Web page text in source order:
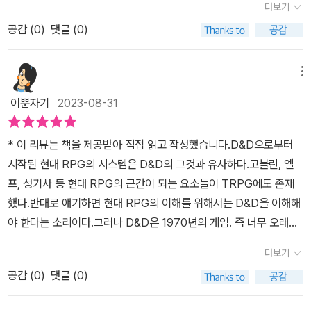
합니다.# 평가장점알찬 내용: 다양한 주제를 꽉꽉 집어넣어 압축된
지식을 습득할 수 있습니다.만화 형식: 만화로 되어 있어 부담 없이 쉽
게 읽을 수 있습니다.재미 요소: 작가가 '재미'를 잘 알고 있어, 중간중
간 재미있는 멘트와 이야기로 책을 더욱 즐겁게 만들어 줍니다.단점
가독성 문제: 텍스트와 그림이 읽기 힘들게 배치되어 있어 가독성이
떨어집니다.애매모호한 내용: D&D(던전앤드래곤)에서 파생된 느낌
이 강하고, 애매모호하게 처리된 부분이 있어 아쉽습니다.# 인상 깊
었던 부분게임 속 존재하는 아이템과 캐릭터들 중 실제로 역사의 기
반을 둔 것이 많다는 사실이 놀랍고 신기했습니다. 룬 언어, 대검, 드
루이드 등이 실제 역사를 바탕으로 게임으로 재해석되었다는 것을 알
게 되어 흥미로웠습니다.# 추천 대상2시간 정도만 투자해서 게임 원
류에 대해 알고 싶은 사람만화로 쉽게 이해하고 싶은 사람# 총평책의
퀄리티는 10점 만점에 8점을 주고 싶습니다. 가독성 문제와 애매모
호한 내용이 있지만, 그럼에도 불구하고 이 책은 게임과 관련된 다양
더보기
공감 (0) 댓글 (0)
이뿐자기 2023-08-31
* 이 리뷰는 책을 제공받아 직접 읽고 작성했습니다.D&D으로부터
시작된 현대 RPG의 시스템은 D&D의 그것과 유사하다.고블린, 엘
프, 성기사 등 현대 RPG의 근간이 되는 요소들이 TRPG에도 존재
했다.반대로 얘기하면 현대 RPG의 이해를 위해서는 D&D을 이해해
야 한다는 소리이다.그러나 D&D은 1970년의 게임. 즉 너무 오래되
진'은 TRPG의 배경을 만화적으로 풀어 설명한다.자칫 지루할 수도
있는 설정의 서술을 현대에 유명한 게임 캐릭터들을 통해 전달하여
친근감과 이해를 도우며 재미 또한 주는 것이다.돈미니 작가님의 특
더보기
공감 (0) 댓글 (0)